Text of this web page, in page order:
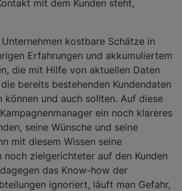
mit dem Kunden steht,
kostbare Schätze in
Erfahrungen und akkumuliertem
die mit Hilfe von aktuellen Daten
bereits bestehenden Kundendaten
können und auch sollten. Auf diese
ein noch klareres
seine Wünsche und seine
mit diesem Wissen seine
noch zielgerichteter auf den Kunden
das Know-how der
ignoriert, läuft man Gefahr,